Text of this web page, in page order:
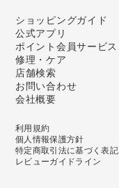
ショッピングガイド
公式アプリ
ポイント会員サービス
修理・ケア
店舗検索
お問い合わせ
会社概要
利用規約
個人情報保護方針
特定商取引法に基づく表記
レビューガイドライン